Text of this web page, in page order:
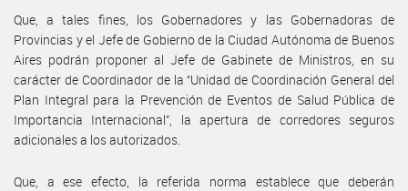
Que, a tales fines, los Gobernadores y las Gobernadoras de
Provincias y el Jefe de Gobierno de la Ciudad Autónoma de Buenos
Aires podrán proponer al Jefe de Gabinete de Ministros, en su
carácter de Coordinador de la “Unidad de Coordinación General del
Plan Integral para la Prevención de Eventos de Salud Pública de
Importancia Internacional”, la apertura de corredores seguros
adicionales a los autorizados.
Que, a ese efecto, la referida norma establece que deberán